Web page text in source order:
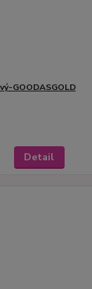
GOODASGOLD
Detail